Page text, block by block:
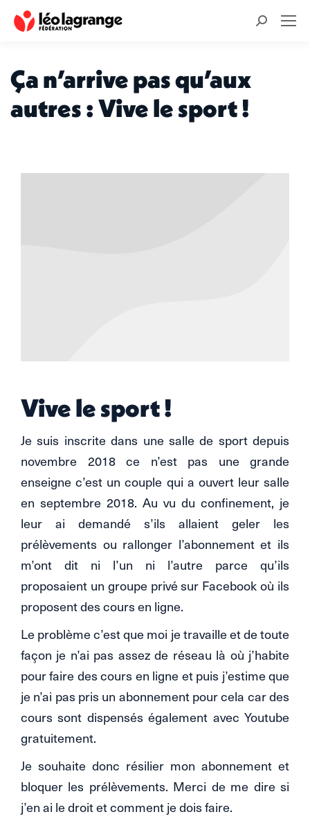
Recherche
Ça n’arrive pas qu’aux
autres : Vive le sport !
Vive le sport !
Je suis inscrite dans une salle de sport depuis
novembre 2018 ce n’est pas une grande
enseigne c’est un couple qui a ouvert leur salle
en septembre 2018. Au vu du confinement, je
leur ai demandé s’ils allaient geler les
prélèvements ou rallonger l’abonnement et ils
m’ont dit ni l’un ni l’autre parce qu’ils
proposaient un groupe privé sur Facebook où ils
proposent des cours en ligne.
Le problème c’est que moi je travaille et de toute
façon je n’ai pas assez de réseau là où j’habite
pour faire des cours en ligne et puis j’estime que
je n’ai pas pris un abonnement pour cela car des
cours sont dispensés également avec Youtube
gratuitement.
Je souhaite donc résilier mon abonnement et
bloquer les prélèvements. Merci de me dire si
j’en ai le droit et comment je dois faire.